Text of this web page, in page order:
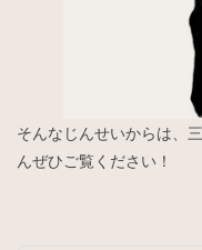
そんなじんせいからは、
んぜひご覧ください！